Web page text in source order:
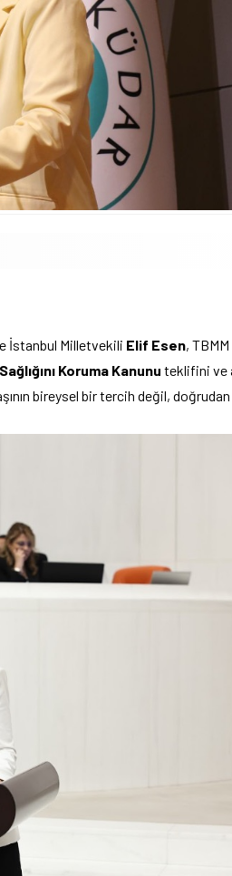
İstanbul Milletvekili Elif Esen, TBMM
Koruma Kanunu teklifini ve
bireysel bir tercih değil,